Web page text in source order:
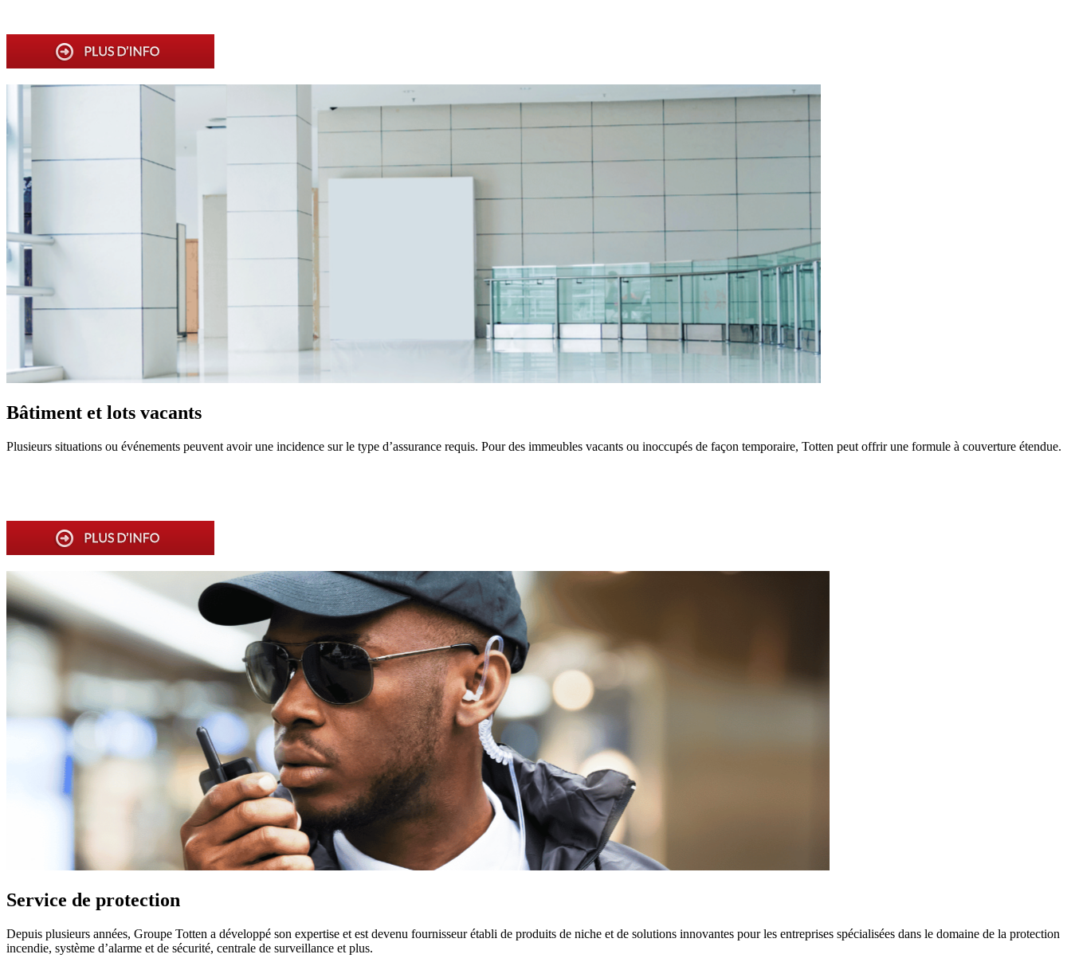
Bâtiment et lots vacants
Plusieurs situations ou événements peuvent avoir une incidence sur le type d’assurance requis. Pour des immeubles vacants ou inoccupés de façon temporaire, Totten peut offrir une formule à couverture étendue.
Service de protection
Depuis plusieurs années, Groupe Totten a développé son expertise et est devenu fournisseur établi de produits de niche et de solutions innovantes pour les entreprises spécialisées dans le domaine de la protection
incendie, système d’alarme et de sécurité, centrale de surveillance et plus.